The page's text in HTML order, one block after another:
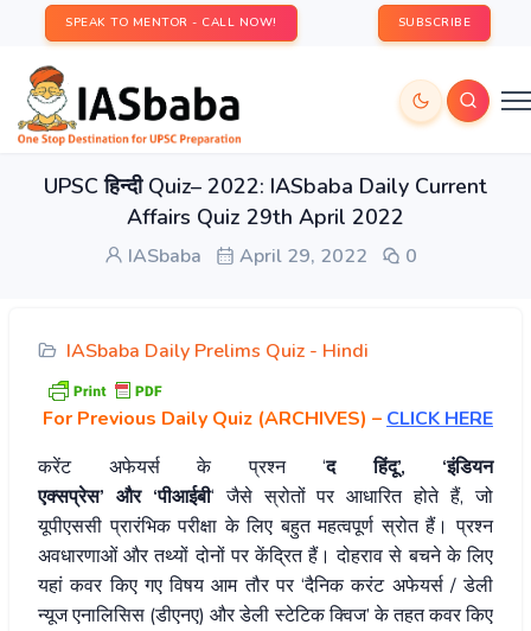
SPEAK TO MENTOR - CALL NOW! SUBSCRIBE
UPSC हिन्दी Quiz– 2022: IASbaba Daily Current
Affairs Quiz 29th April 2022
IASbaba April 29, 2022 0
IASbaba Daily Prelims Quiz - Hindi
For Previous Daily Quiz (ARCHIVES) – CLICK HERE
करेंट अफेयर्स के प्रश्न ‘द हिंदू’, ‘इंडियन
एक्सप्रेस’ और ‘पीआईबी‘ जैसे स्रोतों पर आधारित होते हैं, जो
यूपीएससी प्रारंभिक परीक्षा के लिए बहुत महत्वपूर्ण स्रोत हैं। प्रश्न
अवधारणाओं और तथ्यों दोनों पर केंद्रित हैं। दोहराव से बचने के लिए
यहां कवर किए गए विषय आम तौर पर ‘दैनिक करंट अफेयर्स / डेली
न्यूज एनालिसिस (डीएनए) और डेली स्टेटिक क्विज’ के तहत कवर किए